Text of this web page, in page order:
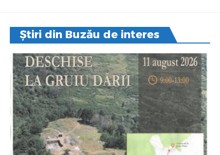
Știri din Buzău de interes